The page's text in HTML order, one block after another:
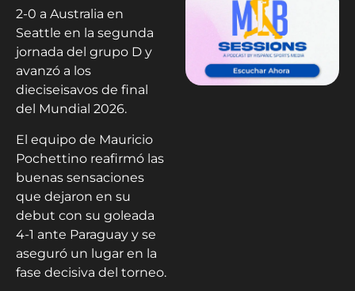
2-0 a Australia en
Seattle en la segunda
jornada del grupo D y
avanzó a los
dieciseisavos de final
del Mundial 2026.
El equipo de Mauricio
Pochettino reafirmó las
buenas sensaciones
que dejaron en su
debut con su goleada
4-1 ante Paraguay y se
aseguró un lugar en la
fase decisiva del torneo.